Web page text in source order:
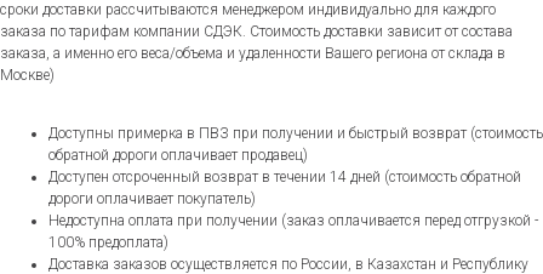
сроки доставки рассчитываются менеджером индивидуально для каждого
заказа по тарифам компании СДЭК. Стоимость доставки зависит от состава
заказа, а именно его веса/объема и удаленности Вашего региона от склада в
Москве)
Доступны примерка в ПВЗ при получении и быстрый возврат (стоимость
обратной дороги оплачивает продавец)
Доступен отсроченный возврат в течении 14 дней (стоимость обратной
дороги оплачивает покупатель)
Недоступна оплата при получении (заказ оплачивается перед отгрузкой -
100% предоплата)
Доставка заказов осуществляется по России, в Казахстан и Республику